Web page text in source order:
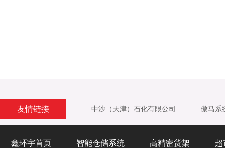
友情链接 中沙（天津）石化有限公司 傲马系
鑫环宇首页 智能仓储系统 高精密货架 超